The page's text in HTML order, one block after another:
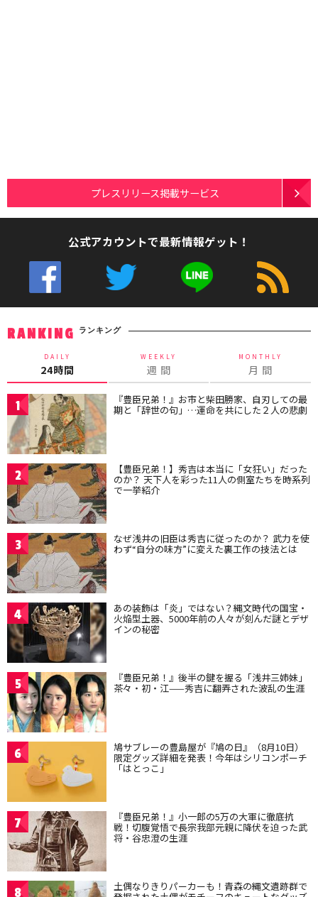
プレスリリース掲載サービス
公式アカウントで最新情報ゲット！
RANKING ランキング
DAILY
24時間
WEEKLY
週 間
MONTHLY
月 間
1 『豊臣兄弟！』お市と柴田勝家、自刃しての最
期と「辞世の句」…運命を共にした２人の悲劇
2 【豊臣兄弟！】秀吉は本当に「女狂い」だった
のか？ 天下人を彩った11人の側室たちを時系列
で一挙紹介
3 なぜ浅井の旧臣は秀吉に従ったのか？ 武力を使
わず“自分の味方”に変えた裏工作の技法とは
4 あの装飾は「炎」ではない？縄文時代の国宝・
火焔型土器、5000年前の人々が刻んだ謎とデザ
インの秘密
5 『豊臣兄弟！』後半の鍵を握る「浅井三姉妹」
茶々・初・江——秀吉に翻弄された波乱の生涯
6 鳩サブレーの豊島屋が『鳩の日』（8月10日）
限定グッズ詳細を発表！今年はシリコンポーチ
「はとっこ」
7 『豊臣兄弟！』小一郎の5万の大軍に徹底抗
戦！切腹覚悟で長宗我部元親に降伏を迫った武
将・谷忠澄の生涯
8 土偶なりきりパーカーも！青森の縄文遺跡群で